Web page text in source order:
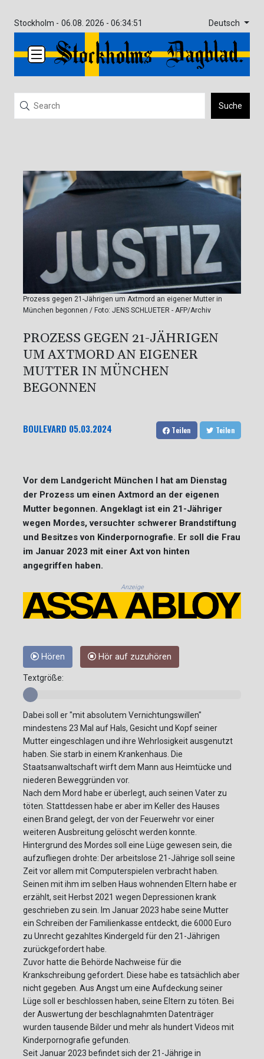
Stockholm - 06.08. 2026 - 06:34:51 Deutsch
Suche
Prozess gegen 21-Jährigen um Axtmord an eigener Mutter in
München begonnen / Foto: JENS SCHLUETER - AFP/Archiv
PROZESS GEGEN 21-JÄHRIGEN
UM AXTMORD AN EIGENER
MUTTER IN MÜNCHEN
BEGONNEN
BOULEVARD 05.03.2024 Teilen Teilen
Vor dem Landgericht München I hat am Dienstag
der Prozess um einen Axtmord an der eigenen
Mutter begonnen. Angeklagt ist ein 21-Jähriger
wegen Mordes, versuchter schwerer Brandstiftung
und Besitzes von Kinderpornografie. Er soll die Frau
im Januar 2023 mit einer Axt von hinten
angegriffen haben.
Anzeige
Hören Hör auf zuzuhören
Textgröße:
Dabei soll er "mit absolutem Vernichtungswillen"
mindestens 23 Mal auf Hals, Gesicht und Kopf seiner
Mutter eingeschlagen und ihre Wehrlosigkeit ausgenutzt
haben. Sie starb in einem Krankenhaus. Die
Staatsanwaltschaft wirft dem Mann aus Heimtücke und
niederen Beweggründen vor.
Nach dem Mord habe er überlegt, auch seinen Vater zu
töten. Stattdessen habe er aber im Keller des Hauses
einen Brand gelegt, der von der Feuerwehr vor einer
weiteren Ausbreitung gelöscht werden konnte.
Hintergrund des Mordes soll eine Lüge gewesen sein, die
aufzufliegen drohte: Der arbeitslose 21-Jährige soll seine
Zeit vor allem mit Computerspielen verbracht haben.
Seinen mit ihm im selben Haus wohnenden Eltern habe er
erzählt, seit Herbst 2021 wegen Depressionen krank
geschrieben zu sein. Im Januar 2023 habe seine Mutter
ein Schreiben der Familienkasse entdeckt, die 6000 Euro
zu Unrecht gezahltes Kindergeld für den 21-Jährigen
zurückgefordert habe.
Zuvor hatte die Behörde Nachweise für die
Krankschreibung gefordert. Diese habe es tatsächlich aber
nicht gegeben. Aus Angst um eine Aufdeckung seiner
Lüge soll er beschlossen haben, seine Eltern zu töten. Bei
der Auswertung der beschlagnahmten Datenträger
wurden tausende Bilder und mehr als hundert Videos mit
Kinderpornografie gefunden.
Seit Januar 2023 befindet sich der 21-Jährige in